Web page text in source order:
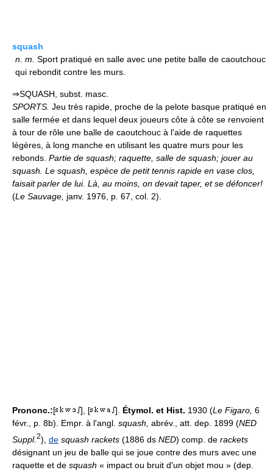
squash
n. m. Sport pratiqué en salle avec une petite balle de caoutchouc
qui rebondit contre les murs.
⇒SQUASH, subst. masc.
SPORTS. Jeu très rapide, proche de la pelote basque pratiqué en
salle fermée et dans lequel deux joueurs côte à côte se renvoient
à tour de rôle une balle de caoutchouc à l'aide de raquettes
légères, à long manche en utilisant les quatre murs pour les
rebonds. Partie de squash; raquette, salle de squash; jouer au
squash. Le squash, espèce de petit tennis rapide en vase clos,
faisait parler de lui. Là, au moins, on devait taper, et se défoncer!
(Le Sauvage, janv. 1976, p. 67, col. 2).
Prononc.:[ ], [ ]. Étymol. et Hist. 1930 (Le Figaro, 6
févr., p. 8b). Empr. à l'angl. squash, abrév., att. dep. 1899 (NED
Suppl. 2), de squash rackets (1886 ds NED) comp. de rackets
désignant un jeu de balle qui se joue contre des murs avec une
raquette et de squash « impact ou bruit d'un objet mou » (dep.